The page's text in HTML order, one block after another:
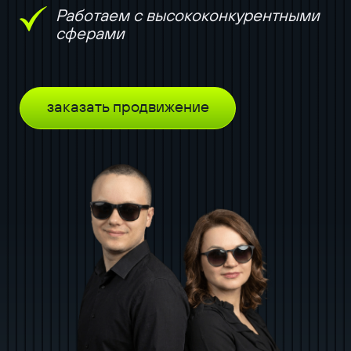
Работаем с высококонкурентными
сферами
заказать продвижение